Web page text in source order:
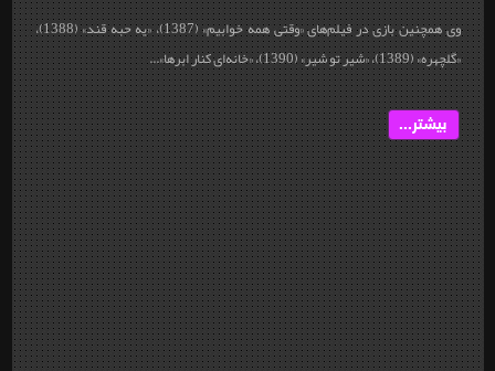
وی همچنین بازی در فیلم‌های «وقتی همه خوابیم» (1387)، «یه حبه قند» (1388)،
«گل‎چهره» (1389)، «شیر تو شیر» (1390)، «خانه‌ای کنار ابرها»...
بیشتر...